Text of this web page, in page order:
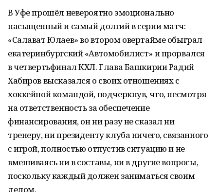
В Уфе прошёл невероятно эмоционально
насыщенный и самый долгий в серии матч:
«Салават Юлаев» во втором овертайме обыграл
екатеринбургский «Автомобилист» и прорвался
в четвертьфинал КХЛ. Глава Башкирии Радий
Хабиров высказался о своих отношениях с
хоккейной командой, подчеркнув, что, несмотря
на ответственность за обеспечение
финансирования, он ни разу не сказал ни
тренеру, ни президенту клуба ничего, связанного
с игрой, полностью отпустив ситуацию и не
вмешиваясь ни в составы, ни в другие вопросы,
поскольку каждый должен заниматься своим
делом.